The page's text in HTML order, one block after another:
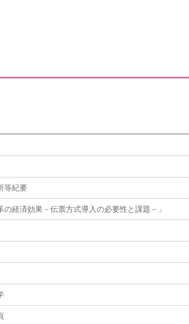
等紀要
の経済効果－伝票方式導入の必要性と課題－」